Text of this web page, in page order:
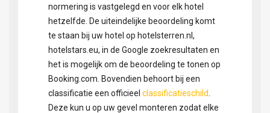
normering is vastgelegd en voor elk hotel
hetzelfde. De uiteindelijke beoordeling komt
te staan bij uw hotel op hotelsterren.nl,
hotelstars.eu, in de Google zoekresultaten en
het is mogelijk om de beoordeling te tonen op
Booking.com. Bovendien behoort bij een
classificatie een officieel classificatieschild
Deze kun u op uw gevel monteren zodat elke